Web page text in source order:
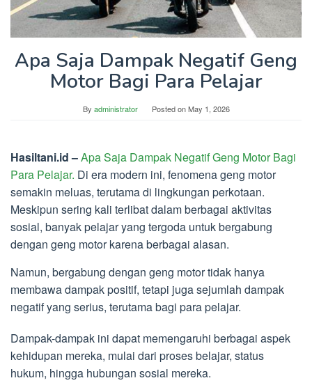
Apa Saja Dampak Negatif Geng
Motor Bagi Para Pelajar
By administrator Posted onMay 1, 2026
Hasiltani.id –Apa Saja Dampak Negatif Geng Motor Bagi
Para Pelajar. Di era modern ini, fenomena geng motor
semakin meluas, terutama di lingkungan perkotaan.
Meskipun sering kali terlibat dalam berbagai aktivitas
sosial, banyak pelajar yang tergoda untuk bergabung
dengan geng motor karena berbagai alasan.
Namun, bergabung dengan geng motor tidak hanya
membawa dampak positif, tetapi juga sejumlah dampak
negatif yang serius, terutama bagi para pelajar.
Dampak-dampak ini dapat memengaruhi berbagai aspek
kehidupan mereka, mulai dari proses belajar, status
hukum, hingga hubungan sosial mereka.